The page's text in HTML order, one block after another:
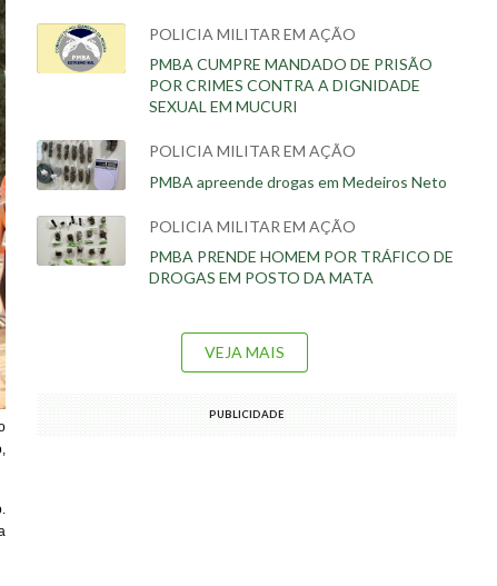
POLICIA MILITAR EM AÇÃO
PMBA CUMPRE MANDADO DE PRISÃO
POR CRIMES CONTRA A DIGNIDADE
SEXUAL EM MUCURI
POLICIA MILITAR EM AÇÃO
PMBA apreende drogas em Medeiros Neto
POLICIA MILITAR EM AÇÃO
PMBA PRENDE HOMEM POR TRÁFICO DE
DROGAS EM POSTO DA MATA
VEJA MAIS
PUBLICIDADE